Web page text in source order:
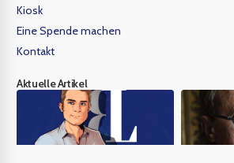
Kiosk
Eine Spende machen
Kontakt
Aktuelle Artikel